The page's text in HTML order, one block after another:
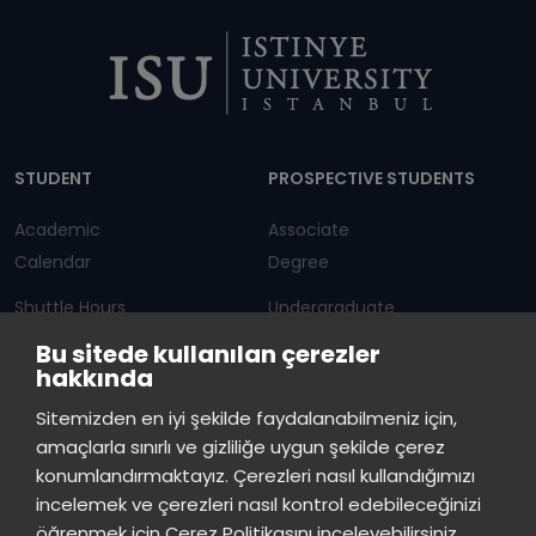
Bu sitede kullanılan çerezler
hakkında
Sitemizden en iyi şekilde faydalanabilmeniz için,
amaçlarla sınırlı ve gizliliğe uygun şekilde çerez
konumlandırmaktayız. Çerezleri nasıl kullandığımızı
incelemek ve çerezleri nasıl kontrol edebileceğinizi
STUDENT
Academic
Calendar
Shuttle Hours
Announcements
PROSPECTIVE STUDENTS
Associate
Degree
Undergraduate
Graduate Programs
ISTINYE
Press
Istinye Post Our campuses